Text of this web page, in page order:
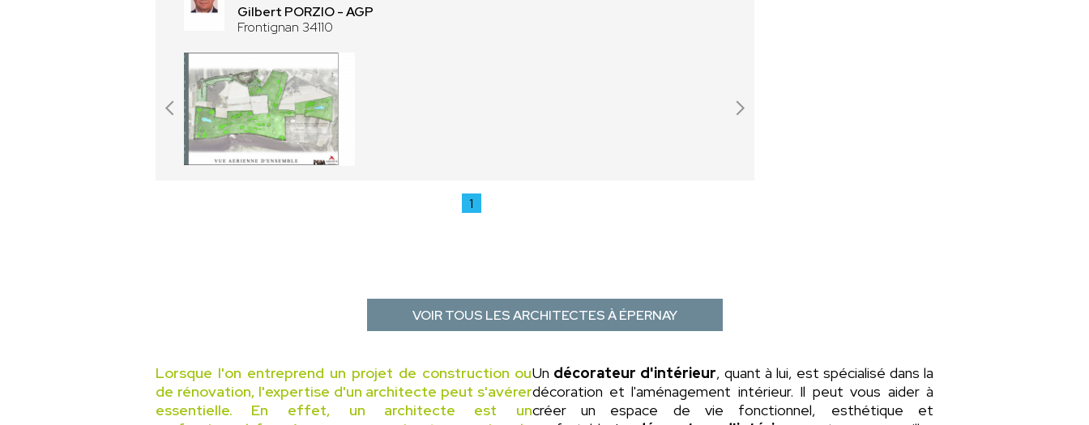
Gilbert PORZIO - AGP
Frontignan 34110
1
VOIR TOUS LES ARCHITECTES À ÉPERNAY
Lorsque l'on entreprend un projet de construction ou
de rénovation, l'expertise d'un architecte peut s'avérer
essentielle. En effet, un architecte est un
Un décorateur d'intérieur, quant à lui, est spécialisé dans la
décoration et l'aménagement intérieur. Il peut vous aider à
créer un espace de vie fonctionnel, esthétique et